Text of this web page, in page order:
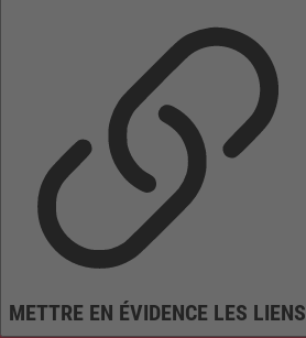
METTRE EN ÉVIDENCE LES LIENS